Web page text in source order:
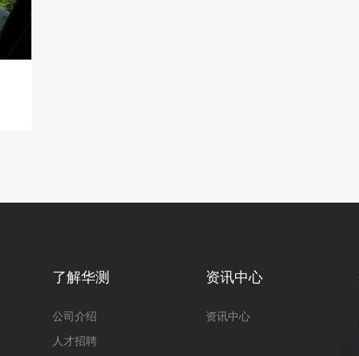
了解华测
公司介绍
人才招聘
资讯中心
资讯中心